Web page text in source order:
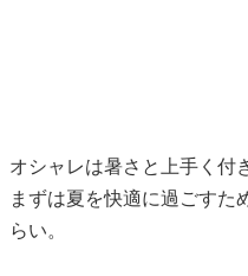
オシャレは暑さと上手く付
まずは夏を快適に過ごすた
らい。